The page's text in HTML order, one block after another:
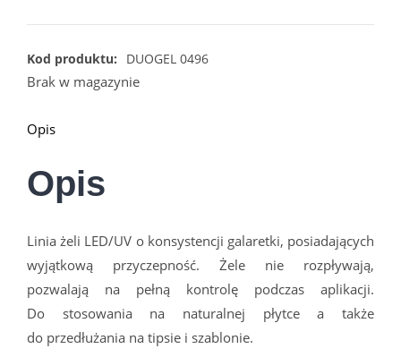
Kod produktu: DUOGEL 0496
Brak w magazynie
Opis
Opis
Linia żeli LED/UV o konsystencji galaretki, posiadających
wyjątkową przyczepność. Żele nie rozpływają,
pozwalają na pełną kontrolę podczas aplikacji.
Do stosowania na naturalnej płytce a także
do przedłużania na tipsie i szablonie.